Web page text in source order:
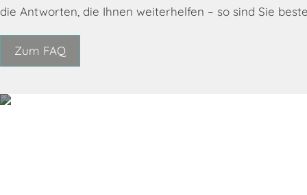
die Antworten, die Ihnen weiterhelfen – so sind Sie
Zum FAQ